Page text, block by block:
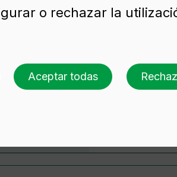
Q1
o rechazar la
Aceptar todas